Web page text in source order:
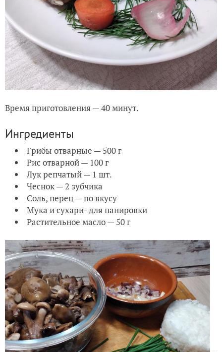
Время приготовления — 40 минут.
Ингредиенты
Грибы отварные — 500 г
Рис отварной — 100 г
Лук репчатый — 1 шт.
Чеснок — 2 зубчика
Соль, перец — по вкусу
Мука и сухари- для панировки
Растительное масло — 50 г